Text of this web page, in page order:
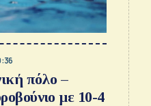
πόλο –
με 10-4